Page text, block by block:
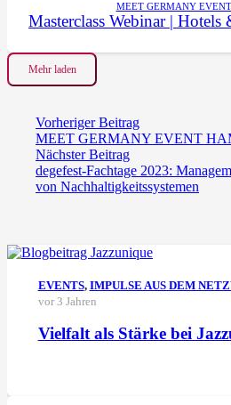
MEET GERMANY EVENT
Masterclass Webinar |
Mehr laden
Vorheriger Beitrag
MEET GERMANY EVENT
Nächster Beitrag
degefest-Fachtage 2023:
von Nachhaltigkeitssystemen
EVENTS, IMPULSE AUS DEM
vor 3 Jahren
Vielfalt als Stärke bei